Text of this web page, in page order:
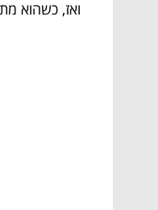
ואז, כשהוא